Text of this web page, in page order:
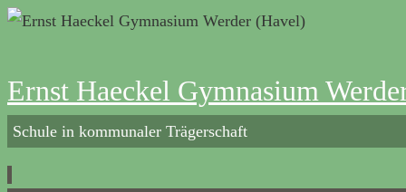
Ernst Haeckel Gymnasium
Schule in kommunaler Trägerschaft